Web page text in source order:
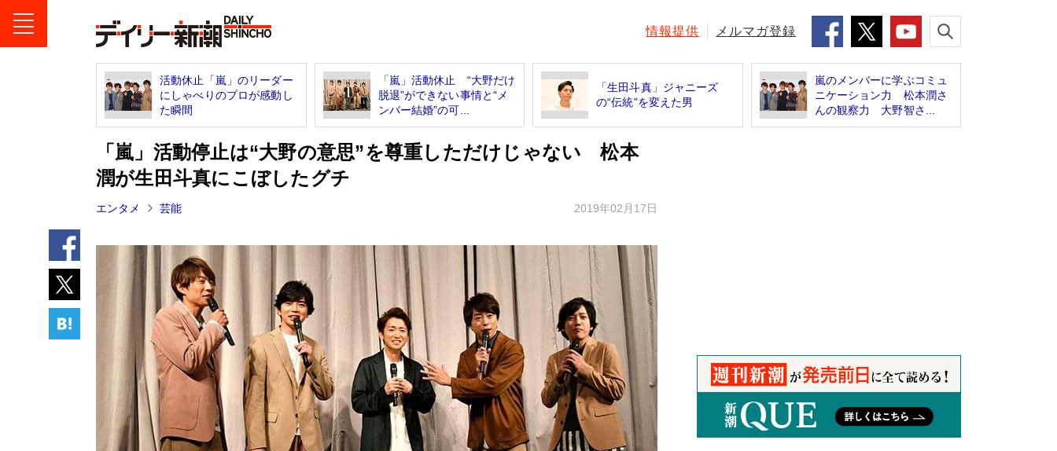
情報提供 メルマガ登録
活動休止「嵐」のリーダー
にしゃべりのプロが感動し
た瞬間
「嵐」活動休止 “大野だけ
脱退”ができない事情と“メ
ンバー結婚”の可...
「生田斗真」ジャニーズ
の“伝統”を変えた男
嵐のメンバーに学ぶコミュ
ニケーション力 松本潤さ
んの観察力 大野智さ...
「嵐」活動停止は“大野の意思”を尊重しただけじゃない 松本
潤が生田斗真にこぼしたグチ
エンタメ 芸能 2019年02月17日